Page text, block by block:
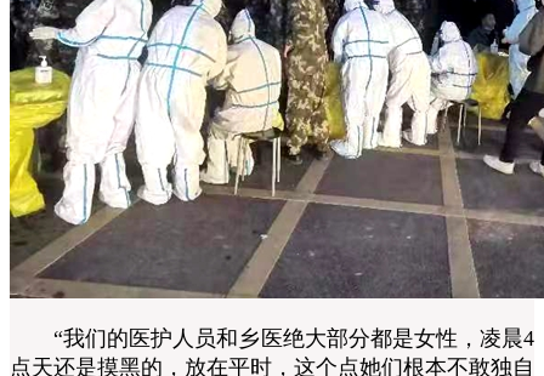
“我们的医护人员和乡医绝大部分都是女性，凌晨4
点天还是摸黑的，放在平时，这个点她们根本不敢独自